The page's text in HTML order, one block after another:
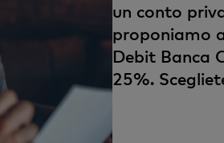
v
o
un conto
proponiamo
Debit Banca
25%.